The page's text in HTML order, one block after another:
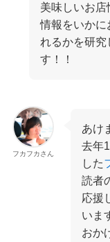
美味しいお店
情報をいかに
れるかを研究
す！！
フカフカさん
あけ
去年
した
読者
応援
いま
おか